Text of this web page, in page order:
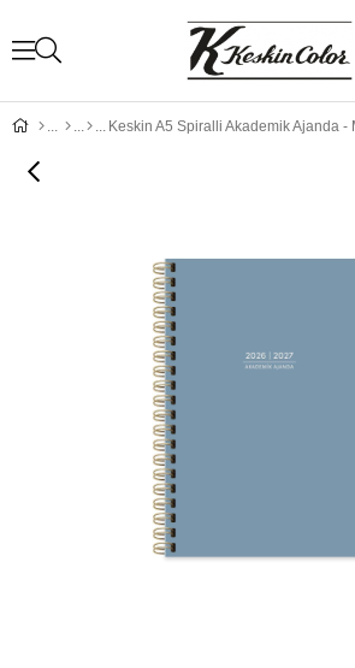
Keskin A5 Spiralli Akademik Ajanda -